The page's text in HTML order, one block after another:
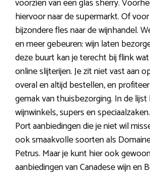
voorzien van een glas sherry.
hiervoor naar de supermarkt. Of
bijzondere fles naar de wijnhandel.
en meer gebeuren: wijn laten
deze buurt kan je terecht bij flink
online slijterijen. Je zit niet vast aan
overal en altijd bestellen, en
gemak van thuisbezorging. In de
wijnwinkels, supers en
Port aanbiedingen die je niet wil
ook smaakvolle soorten als
Petrus. Maar je kunt hier ook
aanbiedingen van Canadese wijn en